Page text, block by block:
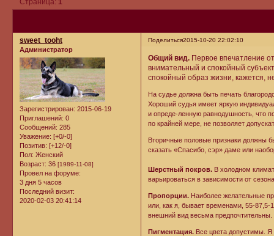
Страница: 1
Поделиться2015-10-20 22:02:10
sweet_tooht
Администратор
Зарегистрирован: 2015-06-19
Приглашений: 0
Сообщений: 285
Уважение: [+0/-0]
Позитив: [+12/-0]
Пол: Женский
Возраст: 36 [1989-11-08]
Провел на форуме:
3 дня 5 часов
Последний визит:
2020-02-03 20:41:14
Общий вид. Первое впечатление
внимательный и спокойный
спокойный образ жизни, кажется,
На судье должна быть печать
Хороший судья имеет яркую
и опреде-ленную равнодушность, что
по крайней мере, не позволяет
Вторичные половые признаки должны
сказать «Спасибо, сэр» даме или
Шерстный покров. В холодном
варьироваться в зависимости от
Пропорции. Наиболее желательные
или, как я, бывает временами, 55-
внешний вид весьма предпочтительны.
Пигментация. Все цвета допустимы. Я